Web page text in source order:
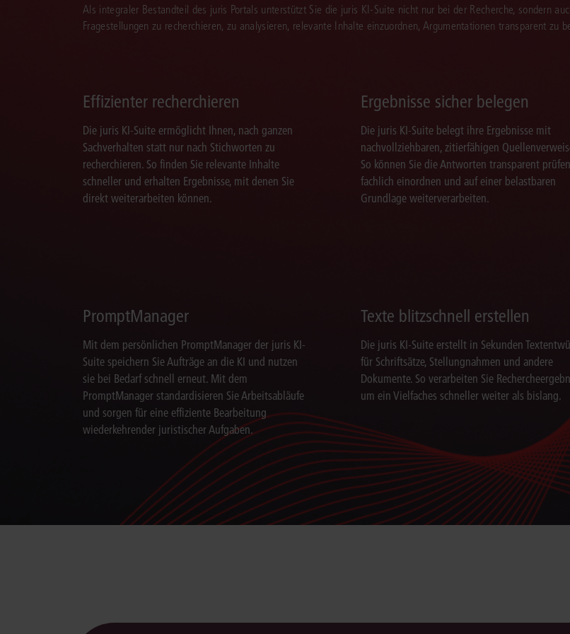
Als integraler Bestandteil des juris Portals unterstützt Sie die juris KI-Suite nicht nur bei der Recherche, sondern
Fragestellungen zu recherchieren, zu analysieren, relevante Inhalte einzuordnen, Argumentationen transparent
Effizienter recherchieren
Die juris KI-Suite ermöglicht Ihnen, nach ganzen
Sachverhalten statt nur nach Stichworten zu
recherchieren. So finden Sie relevante Inhalte
schneller und erhalten Ergebnisse, mit denen Sie
direkt weiterarbeiten können.
Ergebnisse sicher belegen
Die juris KI-Suite belegt ihre Ergebnisse mit
nachvollziehbaren, zitierfähigen
So können Sie die Antworten transparent
fachlich einordnen und auf einer belastbaren
Grundlage weiterverarbeiten.
PromptManager
Mit dem persönlichen PromptManager der juris KI-
Suite speichern Sie Aufträge an die KI und nutzen
sie bei Bedarf schnell erneut. Mit dem
PromptManager standardisieren Sie Arbeitsabläufe
und sorgen für eine effiziente Bearbeitung
wiederkehrender juristischer Aufgaben.
Texte blitzschnell erstellen
Die juris KI-Suite erstellt in Sekunden
für Schriftsätze, Stellungnahmen und andere
Dokumente. So verarbeiten Sie
um ein Vielfaches schneller weiter als bislang.